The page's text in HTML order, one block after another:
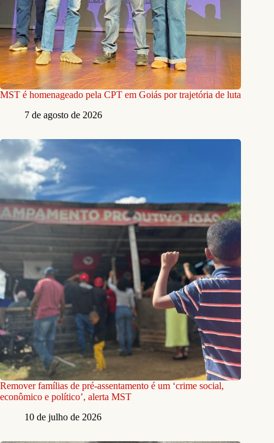
MST é homenageado pela CPT em Goiás por trajetória de luta
7 de agosto de 2026
Remover famílias de pré-assentamento é um ‘crime social,
econômico e político’, alerta MST
10 de julho de 2026